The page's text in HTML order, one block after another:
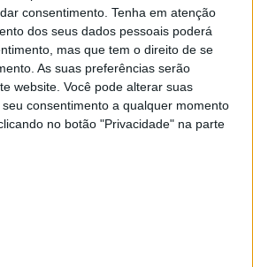
consentimento. Tenha em atenção
dos seus dados pessoais poderá
mas que tem o direito de se
As suas preferências serão
website. Você pode alterar suas
consentimento a qualquer momento
no botão "Privacidade" na parte
Vários
Próximo artigo
Futsal: Viseu 2001 e ABC de
Nelas complicam acesso à